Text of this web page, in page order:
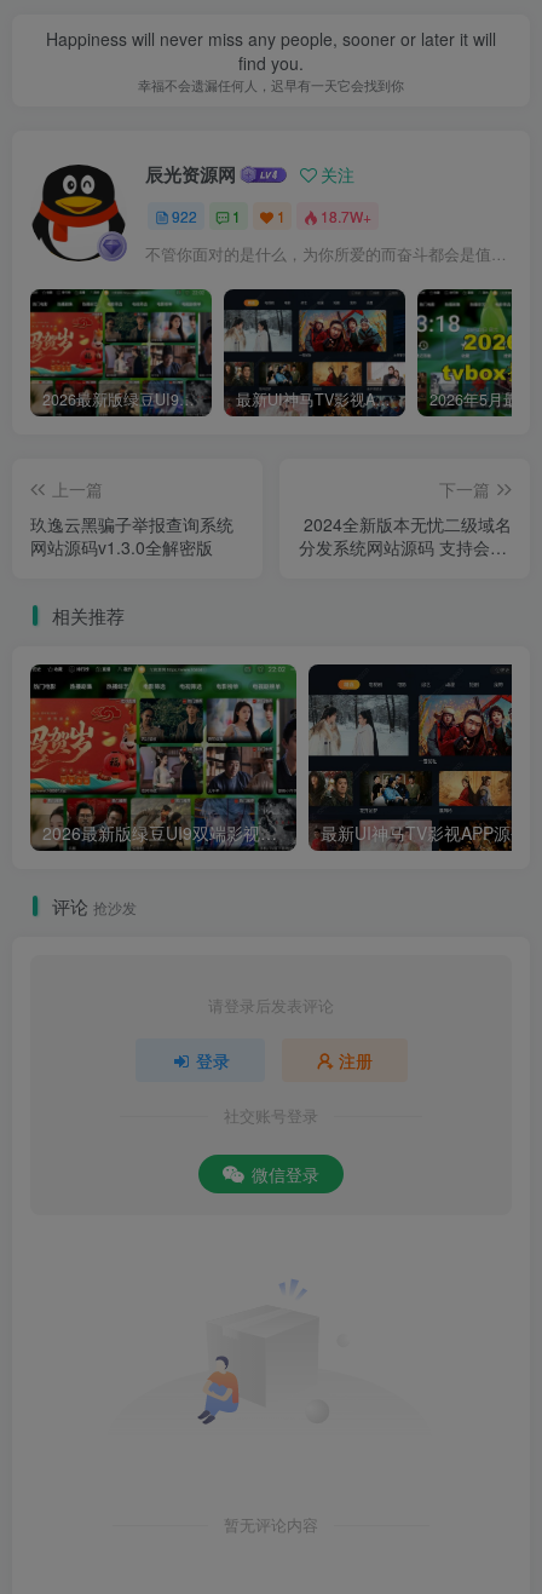
Happiness will never miss any people, sooner or later it will
find you.
幸福不会遗漏任何人，迟早有一天它会找到你
辰光资源网 关注
922 1 1 18.7W+
不管你面对的是什么，为你所爱的而奋斗都会是值得的
2026最新版绿豆UI9双端影视APP源码 最新UI神马TV影视APP源码 乐檬影视苹果CMS后台 包含前后端源码
上一篇
玖逸云黑骗子举报查询系统
网站源码v1.3.0全解密版
下一篇
2024全新版本无忧二级域名
分发系统网站源码 支持会员/
相关推荐
2026最新版绿豆UI9双端影视APP源码
评论 抢沙发
请登录后发表评论
登录 注册
社交账号登录
微信登录
暂无评论内容